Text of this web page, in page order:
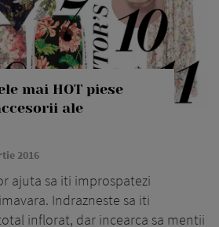
mai HOT piese
ale
2016
ajuta sa iti improspatezi
Indrazneste sa iti
inflorat, dar incearca sa mentii